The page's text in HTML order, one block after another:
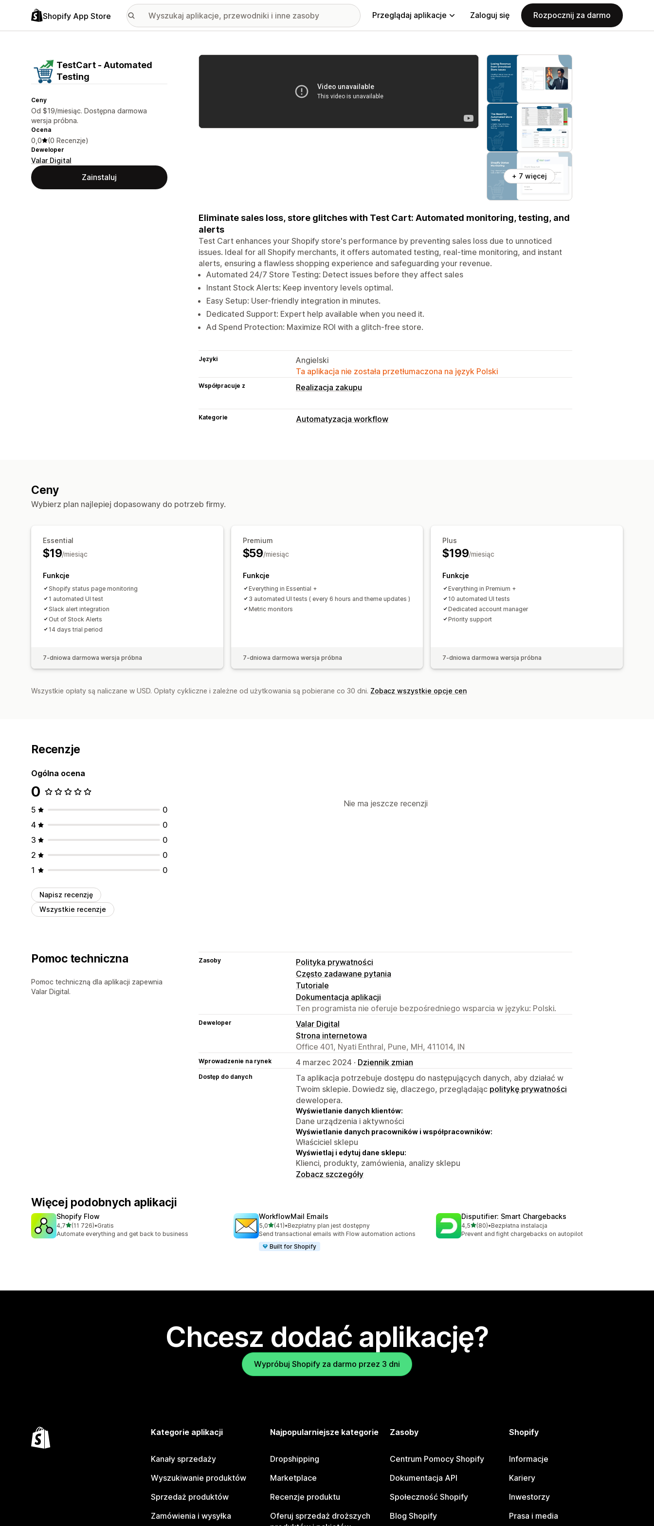
Shopify App Store Przeglądaj aplikacje Zaloguj się Rozpocznij za darmo
TestCart ‑ Automated
Testing
Ceny
Od $19/miesiąc. Dostępna darmowa
wersja próbna.
Ocena
0,0 (0 Recenzje)
Deweloper
Valar Digital
Zainstaluj
Wyróżnione obrazy w galerii
+ 7 więcej
Eliminate sales loss, store glitches with Test Cart: Automated monitoring, testing, and
alerts
Test Cart enhances your Shopify store's performance by preventing sales loss due to unnoticed
issues. Ideal for all Shopify merchants, it offers automated testing, real-time monitoring, and instant
alerts, ensuring a flawless shopping experience and safeguarding your revenue.
Automated 24/7 Store Testing: Detect issues before they affect sales
Instant Stock Alerts: Keep inventory levels optimal.
Easy Setup: User-friendly integration in minutes.
Dedicated Support: Expert help available when you need it.
Ad Spend Protection: Maximize ROI with a glitch-free store.
Języki
Angielski
Ta aplikacja nie została przetłumaczona na język Polski
Współpracuje z Realizacja zakupu
Kategorie Automatyzacja workflow
Ceny
Wybierz plan najlepiej dopasowany do potrzeb firmy.
Essential
$19/miesiąc
Funkcje
Shopify status page monitoring
1 automated UI test
Slack alert integration
Out of Stock Alerts
14 days trial period
7-dniowa darmowa wersja próbna
Premium
$59/miesiąc
Funkcje
Everything in Essential +
3 automated UI tests ( every 6 hours and theme updates )
Metric monitors
7-dniowa darmowa wersja próbna
Plus
$199/miesiąc
Funkcje
Everything in Premium +
10 automated UI tests
Dedicated account manager
Priority support
7-dniowa darmowa wersja próbna
Wszystkie opłaty są naliczane w USD. Opłaty cykliczne i zależne od użytkowania są pobierane co 30 dni. Zobacz wszystkie opcje cen
Recenzje
Ogólna ocena
0
5
0
4
0
3
0
2
0
1
0
Napisz recenzję
Wszystkie recenzje
Nie ma jeszcze recenzji
Pomoc techniczna
Pomoc techniczną dla aplikacji zapewnia
Valar Digital.
Zasoby
Polityka prywatności
Często zadawane pytania
Tutoriale
Dokumentacja aplikacji
Ten programista nie oferuje bezpośredniego wsparcia w języku: Polski.
Deweloper
Valar Digital
Strona internetowa
Office 401, Nyati Enthral, Pune, MH, 411014, IN
Wprowadzenie na rynek 4 marzec 2024 · Dziennik zmian
Dostęp do danych
Ta aplikacja potrzebuje dostępu do następujących danych, aby działać w
Twoim sklepie. Dowiedz się, dlaczego, przeglądając politykę prywatności
dewelopera.
Wyświetlanie danych klientów:
Dane urządzenia i aktywności
Wyświetlanie danych pracowników i współpracowników:
Właściciel sklepu
Wyświetlaj i edytuj dane sklepu:
Klienci, produkty, zamówienia, analizy sklepu
Zobacz szczegóły
Więcej podobnych aplikacji
Shopify Flow
4,7na 5 gwiazdek
(11 726)
Łączna liczba recenzji: 11726
•Gratis
Automate everything and get back to business
WorkflowMail Emails
5,0na 5 gwiazdek
(41)
Łączna liczba recenzji: 41
•Bezpłatny plan jest dostępny
Send transactional emails with Flow automation actions
Built for Shopify
Disputifier: Smart Chargebacks
4,5na 5 gwiazdek
(80)
Łączna liczba recenzji: 80
•Bezpłatna instalacja
Prevent and fight chargebacks on autopilot
Chcesz dodać aplikację?
Wypróbuj Shopify za darmo przez 3 dni
Kategorie aplikacji
Kanały sprzedaży
Wyszukiwanie produktów
Sprzedaż produktów
Zamówienia i wysyłka
Najpopularniejsze kategorie
Dropshipping
Marketplace
Recenzje produktu
Oferuj sprzedaż droższych
Zasoby
Centrum Pomocy Shopify
Dokumentacja API
Społeczność Shopify
Blog Shopify
Shopify
Informacje
Kariery
Inwestorzy
Prasa i media